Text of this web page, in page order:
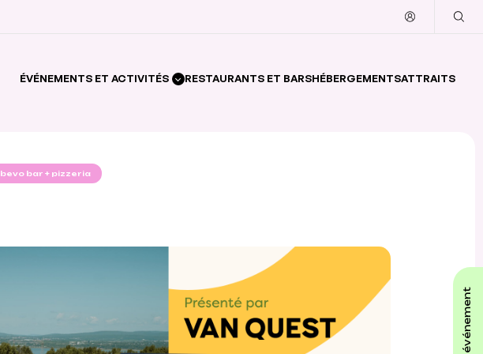
ÉVÉNEMENTS ET ACTIVITÉS RESTAURANTS ET BARSHÉBERGEMENTSATTRAITS
bevo bar + pizzeria